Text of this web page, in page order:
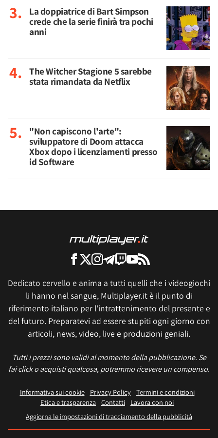
La doppiatrice di Bart Simpson
crede che la serie finirà tra pochi
anni
The Witcher Stagione 5 sarebbe
stata rimandata da Netflix
"Non capiscono l'arte":
sviluppatore di Doom attacca
Xbox dopo i licenziamenti presso
id Software
Dedicato cervello e anima a tutti quelli che i videogiochi
li hanno nel sangue, Multiplayer.it è il punto di
riferimento italiano per l'intrattenimento del presente e
del futuro. Preparatevi ad essere stupiti ogni giorno con
articoli, news, video, live e produzioni geniali.
Tutti i prezzi sono validi al momento della pubblicazione. Se
fai click o acquisti qualcosa, potremmo ricevere un compenso.
Informativa sui cookie Privacy Policy
Termini e condizioni
Etica e trasparenza Contatti
Lavora con noi
Aggiorna le impostazioni di tracciamento della pubblicità